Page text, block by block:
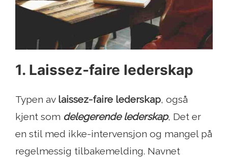
1. Laissez-faire lederskap
Typen av laissez-faire lederskap, også
kjent som delegerende lederskap, Det er
en stil med ikke-intervensjon og mangel på
regelmessig tilbakemelding. Navnet